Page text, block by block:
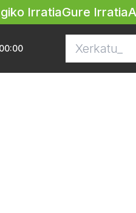
IrratiaGure Irratia